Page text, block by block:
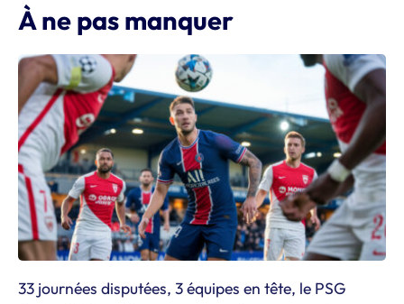
À ne pas manquer
33 journées disputées, 3 équipes en tête, le PSG